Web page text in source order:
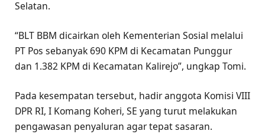
Selatan.
“BLT BBM dicairkan oleh Kementerian Sosial melalui
PT Pos sebanyak 690 KPM di Kecamatan Punggur
dan 1.382 KPM di Kecamatan Kalirejo”, ungkap Tomi.
Pada kesempatan tersebut, hadir anggota Komisi VIII
DPR RI, I Komang Koheri, SE yang turut melakukan
pengawasan penyaluran agar tepat sasaran.